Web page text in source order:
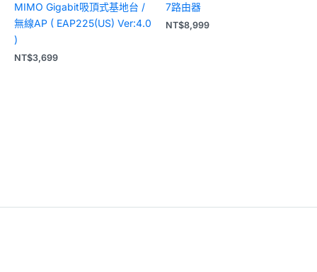
MIMO Gigabit吸頂式基地台 /
無線AP ( EAP225(US) Ver:4.0
)
NT$3,699
7路由器
NT$8,999